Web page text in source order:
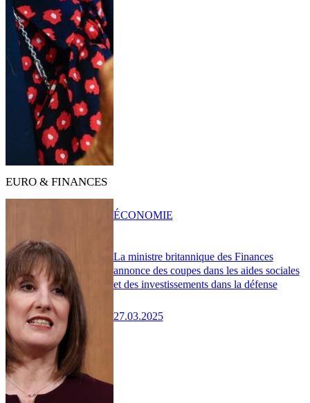
EURO & FINANCES
La ministre britannique des Finances
annonce des coupes dans les aides sociales
et des investissements dans la défense
27.03.2025
ÉCONOMIE